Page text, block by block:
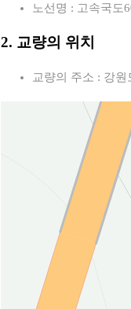
노선명 : 고속국도
2. 교량의 위치
교량의 주소 : 강원